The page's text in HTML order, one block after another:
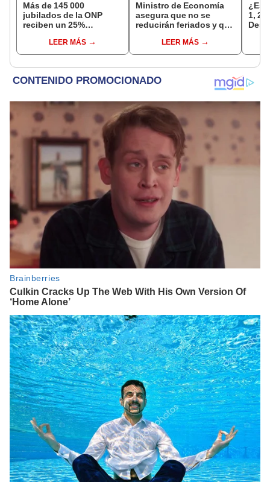
Más de 145 000
jubilados de la ONP
reciben un 25%
en agostoLEER MÁS
Ministro de Economía
asegura que no se
reducirán feriados y que
aumentará en dos
etapas
LEER MÁS
1, 2